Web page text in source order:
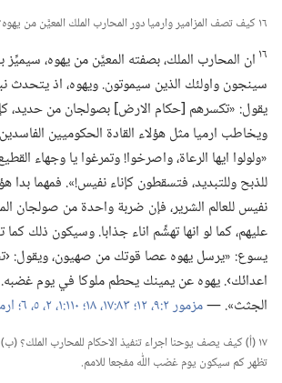
١٦ كيف تصف المزامير وارميا دور المحارب الملك المعيَّن من يهوه؟‏
١٦ ان المحارب الملك،‏ بصفته المعيَّن من يهوه،‏سيميِّز
سينجون واولئك الذين سيموتون.‏ ويهوه،‏ اذ يتحدث
يقول:‏ «تكسرهم [حكام الارض] بصولجان من حديد،‏
ويخاطب ارميا مثل هؤلاء القادة الحكوميين الفاسدين
«ولولوا ايها الرعاة،‏ واصرخوا!‏ وتمرغوا يا وجهاء
للذبح وللتبديد،‏ فتسقطون كإناء نفيس!‏».‏ فمهما بدا
نفيس للعالم الشرير،‏ فإن ضربة واحدة من صولجان
عليهم،‏ كما لو انها تهشِّم اناء جذابا.‏ وسيكون ذلك كما
يسوع:‏ «يرسل يهوه عصا قوتك من صهيون،‏ ويقول:‏
اعدائك›.‏ يهوه عن يمينك يحطم ملوكا في يوم غضبه.‏
الجثث».‏ —‏مزمور ٢:‏​٩،‏
١٧ (‏أ)‏ كيف يصف يوحنا اجراء تنفيذ الاحكام للمحارب الملك؟‏
تظهر كم سيكون يوم غضب اللّٰه مفجعا للامم.‏